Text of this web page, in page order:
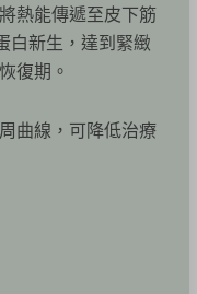
熱能傳遞至皮下筋
白新生，達到緊緻
復期。
曲線，可降低治療